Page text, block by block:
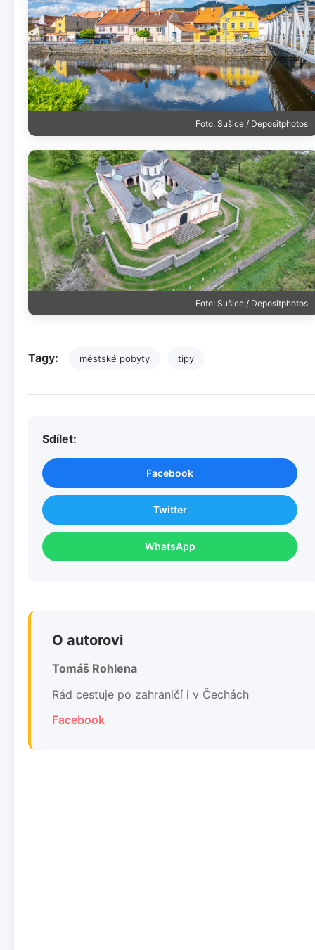
Foto: Sušice / Depositphotos
Foto: Sušice / Depositphotos
Tagy: městské pobyty tipy
Sdílet:
Facebook
Twitter
WhatsApp
O autorovi
Tomáš Rohlena
Rád cestuje po zahraničí i v Čechách
Facebook